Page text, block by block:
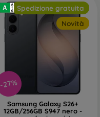
-27%
Spedizione gratuita
Novità
Samsung Galaxy S26+
12GB/256GB S947 nero -